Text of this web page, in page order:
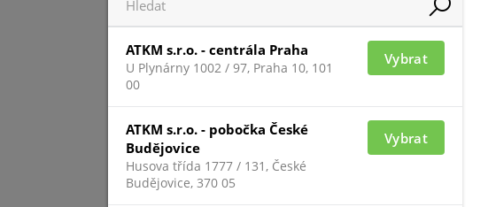
Pro zobrazení informací je nutné být
přihlášený
ATKM s.r.o. - centrála Praha
U Plynárny 1002 / 97, Praha 10, 101
00
Vybrat
ATKM s.r.o. - pobočka České
Budějovice
Husova třída 1777 / 131, České
Budějovice, 370 05
Vybrat